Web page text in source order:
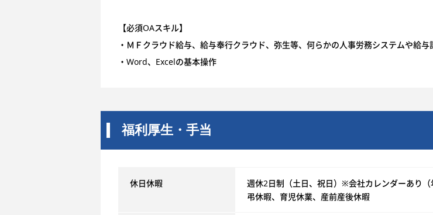
【必須OAスキル】
・ＭＦクラウド給与、給与奉行クラウド、弥生等、何らかの人事労務システムや給
・Word、Excelの基本操作
福利厚生・手当
休日休暇
週休2日制（土日、祝日）※会社カレンダーあり
弔休暇、育児休業、産前産後休暇